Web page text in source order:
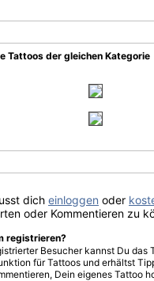
Tattoos der gleichen Kategorie
dich einloggen oder
oder Kommentieren zu
registrieren?
Besucher kannst Du
für Tattoos und erhältst
Dein eigenes Tattoo